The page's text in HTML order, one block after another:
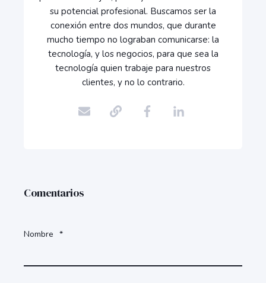
su potencial profesional. Buscamos ser la
conexión entre dos mundos, que durante
mucho tiempo no lograban comunicarse: la
tecnología, y los negocios, para que sea la
tecnología quien trabaje para nuestros
clientes, y no lo contrario.
Comentarios
Nombre *